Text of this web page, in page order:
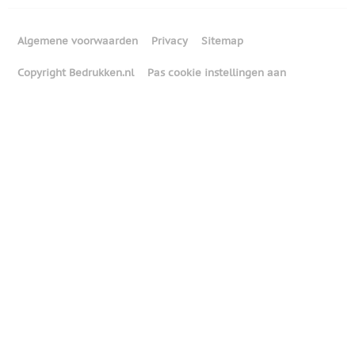
Algemene voorwaarden Privacy Sitemap
Copyright Bedrukken.nl Pas cookie instellingen aan